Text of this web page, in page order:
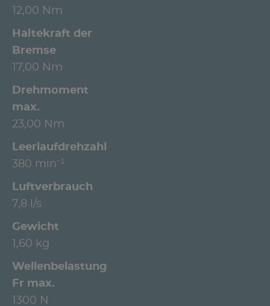
12,00 Nm
Haltekraft der
Bremse
17,00 Nm
Drehmoment
max.
23,00 Nm
Leerlaufdrehzahl
380 min⁻¹
Luftverbrauch
7,8 l/s
Gewicht
1,60 kg
Wellenbelastung
Fr max.
1300 N